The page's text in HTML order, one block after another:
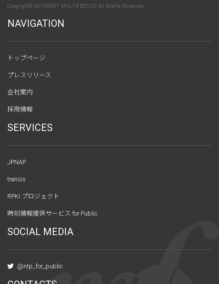
Copyright© INTERNET MULTIFEED CO. All Rights Reserved.
NAVIGATION
トップページ
プレスリリース
会社案内
採用情報
SERVICES
JPNAP
transix
RPKI プロジェクト
時刻情報提供サービス for Public
SOCIAL MEDIA
@ntp_for_public